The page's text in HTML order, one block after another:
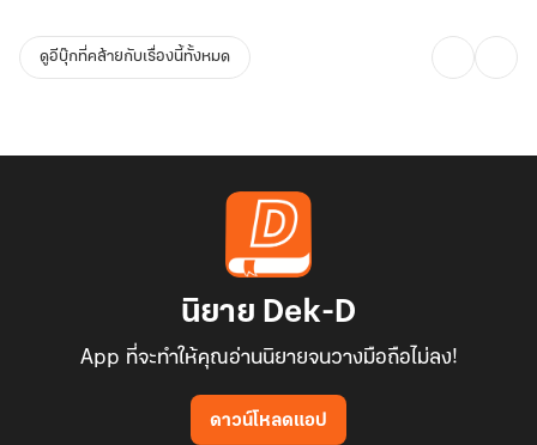
ดูอีบุ๊กที่คล้ายกับเรื่องนี้ทั้งหมด
นิยาย Dek-D
App ที่จะทำให้คุณอ่านนิยายจนวางมือถือไม่ลง!
ดาวน์โหลดแอป